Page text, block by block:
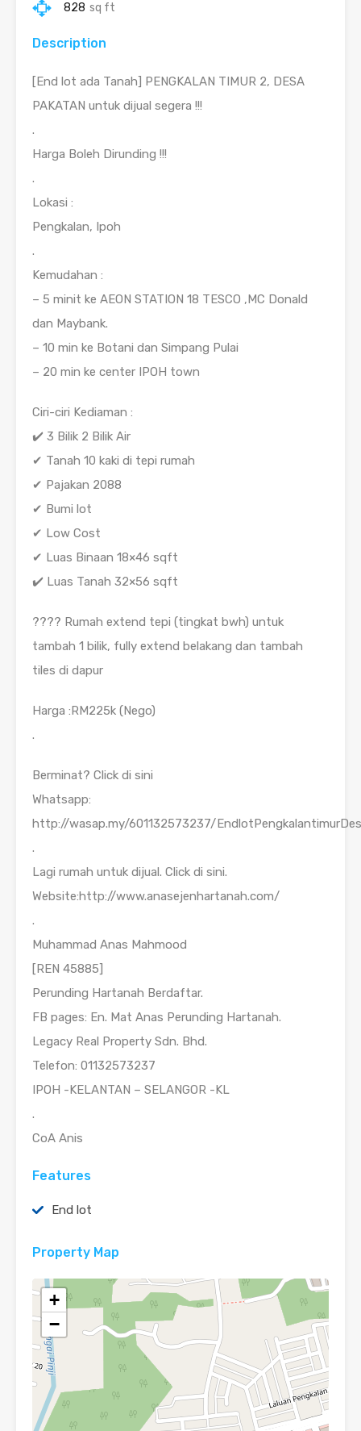
828 sq ft
Description
[End lot ada Tanah] PENGKALAN TIMUR 2, DESA
PAKATAN untuk dijual segera !!!
.
Harga Boleh Dirunding !!!
.
Lokasi :
Pengkalan, Ipoh
.
Kemudahan :
– 5 minit ke AEON STATION 18 TESCO ,MC Donald
dan Maybank.
– 10 min ke Botani dan Simpang Pulai
– 20 min ke center IPOH town
Ciri-ciri Kediaman :
✔️ 3 Bilik 2 Bilik Air
✔ Tanah 10 kaki di tepi rumah
✔ Pajakan 2088
✔ Bumi lot
✔ Low Cost
✔ Luas Binaan 18×46 sqft
✔️ Luas Tanah 32×56 sqft
???? Rumah extend tepi (tingkat bwh) untuk
tambah 1 bilik, fully extend belakang dan tambah
tiles di dapur
Harga :RM225k (Nego)
.
Berminat? Click di sini
Whatsapp:
http://wasap.my/601132573237/
.
Lagi rumah untuk dijual. Click di sini.
Website:http://www.anasejenhartanah.com/
.
Muhammad Anas Mahmood
[REN 45885]
Perunding Hartanah Berdaftar.
FB pages: En. Mat Anas Perunding Hartanah.
Legacy Real Property Sdn. Bhd.
Telefon: 01132573237
IPOH -KELANTAN – SELANGOR -KL
.
CoA Anis
Features
End lot
Property Map
+
−